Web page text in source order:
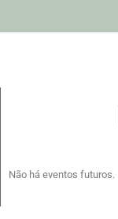
Não há eventos futuros.